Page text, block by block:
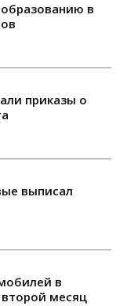
в
приказы о
выписал
в
месяц